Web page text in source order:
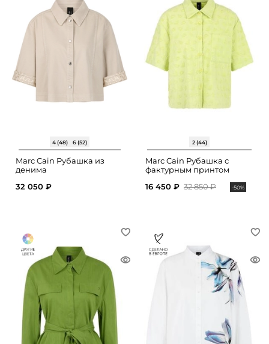
4 (48) 6 (52)
Marc Cain Рубашка из
денима
32 050 ₽
2 (44)
Marc Cain Рубашка с
фактурным принтом
16 450 ₽ 32 850 ₽ -50%